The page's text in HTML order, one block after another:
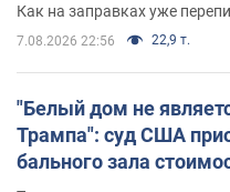
Как на заправках уже
7.08.2026 22:56 22,9 т.
"Белый дом не
Трампа": суд США
бального зала